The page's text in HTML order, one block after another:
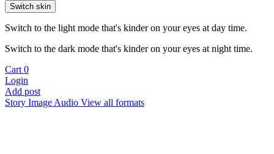
Switch skin
Switch to the light mode that's kinder on your eyes at day time.
Switch to the dark mode that's kinder on your eyes at night time.
Cart 0
Login
Add post
Story Image Audio View all formats